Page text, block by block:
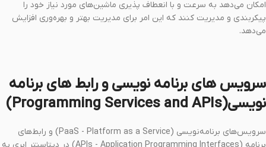
امکان می‌دهد به سرعت و با انعطاف پذیری ماشین‌های مورد نیاز خود را
پیکربندی و مدیریت کنند که این امر برای مدیریت بهتر و بهره‌وری افزایش
می‌دهد.
سرویس های برنامه نویسی و رابط های برنامه
نویسی(Programming Services and APIs)
سرویس‌های برنامه‌نویسی (PaaS - Platform as a Service) و رابط‌های
برنامه (APIs - Application Programming Interfaces) در دیتاسنتر ابری به